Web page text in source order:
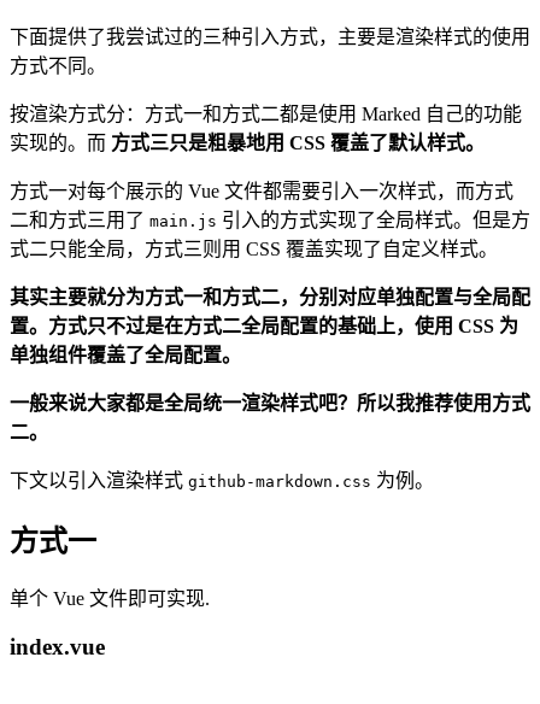
下面提供了我尝试过的三种引入方式，主要是渲染样式的使用
方式不同。
按渲染方式分：方式一和方式二都是使用 Marked 自己的功能
实现的。而 方式三只是粗暴地用 CSS 覆盖了默认样式。
方式一对每个展示的 Vue 文件都需要引入一次样式，而方式
二和方式三用了 main.js 引入的方式实现了全局样式。但是方
式二只能全局，方式三则用 CSS 覆盖实现了自定义样式。
其实主要就分为方式一和方式二，分别对应单独配置与全局配
置。方式只不过是在方式二全局配置的基础上，使用 CSS 为
单独组件覆盖了全局配置。
一般来说大家都是全局统一渲染样式吧？所以我推荐使用方式
二。
下文以引入渲染样式 github-markdown.css 为例。
方式一
单个 Vue 文件即可实现.
index.vue